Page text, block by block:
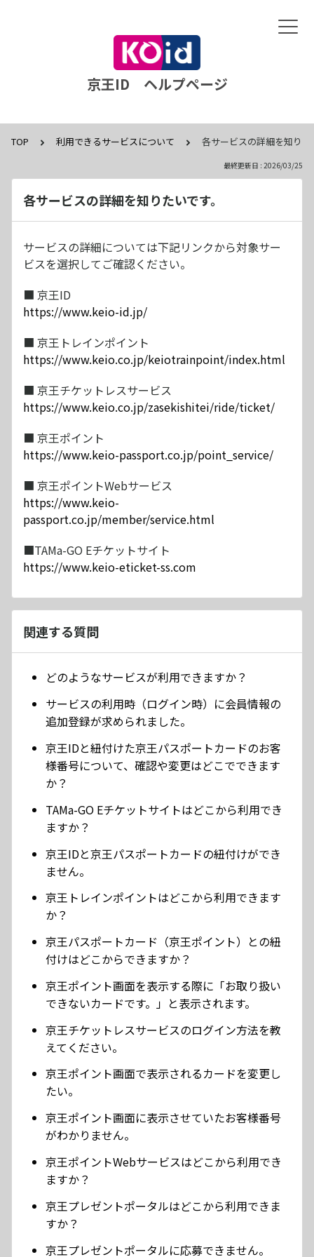
京王ID ヘルプページ
TOP 利用できるサービスについて 各サービスの詳細を知りた
最終更新日 : 2026/03/25
各サービスの詳細を知りたいです。
サービスの詳細については下記リンクから対象サー
ビスを選択してご確認ください。
■ 京王ID
https://www.keio-id.jp/
■ 京王トレインポイント
https://www.keio.co.jp/keiotrainpoint/index.html
■ 京王チケットレスサービス
https://www.keio.co.jp/zasekishitei/ride/ticket/
■ 京王ポイント
https://www.keio-passport.co.jp/point_service/
■ 京王ポイントWebサービス
https://www.keio-
passport.co.jp/member/service.html
■TAMa-GO Eチケットサイト
https://www.keio-eticket-ss.com
関連する質問
どのようなサービスが利用できますか？
サービスの利用時（ログイン時）に会員情報の
追加登録が求められました。
京王IDと紐付けた京王パスポートカードのお客
様番号について、確認や変更はどこでできます
か？
TAMa-GO Eチケットサイトはどこから利用でき
ますか？
京王IDと京王パスポートカードの紐付けができ
ません。
京王トレインポイントはどこから利用できます
か？
京王パスポートカード（京王ポイント）との紐
付けはどこからできますか？
京王ポイント画面を表示する際に「お取り扱い
できないカードです。」と表示されます。
京王チケットレスサービスのログイン方法を教
えてください。
京王ポイント画面で表示されるカードを変更し
たい。
京王ポイント画面に表示させていたお客様番号
がわかりません。
京王ポイントWebサービスはどこから利用でき
ますか？
京王プレゼントポータルはどこから利用できま
すか？
京王プレゼントポータルに応募できません。